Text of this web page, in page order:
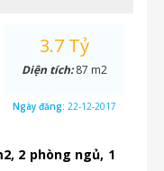
2 phòng ngủ, 1
3.7 Tỷ
Diện tích:87 m2
Ngày đăng: 22-12-2017